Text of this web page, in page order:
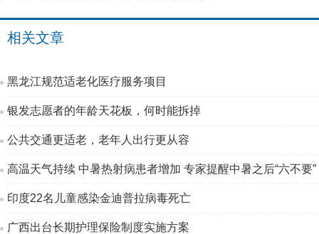
相关文章
黑龙江规范适老化医疗服务项目
银发志愿者的年龄天花板，何时能拆掉
公共交通更适老，老年人出行更从容
高温天气持续 中暑热射病患者增加 专家提醒中暑之后“六不要”
印度22名儿童感染金迪普拉病毒死亡
广西出台长期护理保险制度实施方案